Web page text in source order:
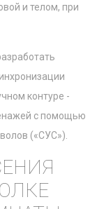
и телом, при
контуре -
с помощью
(«СУС»).